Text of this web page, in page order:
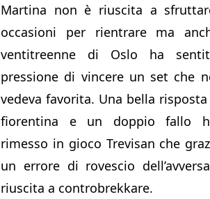
Martina non è riuscita a
occasioni per rientrare ma
ventitreenne di Oslo ha
pressione di vincere un set che
vedeva favorita. Una bella
fiorentina e un doppio fallo
rimesso in gioco Trevisan che
un errore di rovescio
riuscita a controbrekkare.